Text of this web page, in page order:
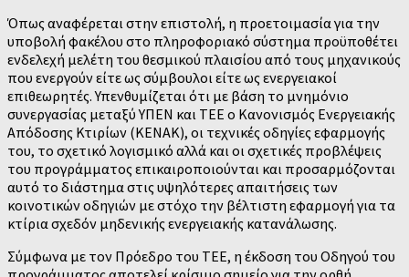
Όπως αναφέρεται στην επιστολή, η προετοιμασία για την
υποβολή φακέλου στο πληροφοριακό σύστημα προϋποθέτει
ενδελεχή μελέτη του θεσμικού πλαισίου από τους μηχανικούς
που ενεργούν είτε ως σύμβουλοι είτε ως ενεργειακοί
επιθεωρητές. Υπενθυμίζεται ότι με βάση το μνημόνιο
συνεργασίας μεταξύ ΥΠΕΝ και ΤΕΕ ο Κανονισμός Ενεργειακής
Απόδοσης Κτιρίων (ΚΕΝΑΚ), οι τεχνικές οδηγίες εφαρμογής
του, το σχετικό λογισμικό αλλά και οι σχετικές προβλέψεις
του προγράμματος επικαιροποιούνται και προσαρμόζονται
αυτό το διάστημα στις υψηλότερες απαιτήσεις των
κοινοτικών οδηγιών με στόχο την βέλτιστη εφαρμογή για τα
κτίρια σχεδόν μηδενικής ενεργειακής κατανάλωσης.
Σύμφωνα με τον Πρόεδρο του ΤΕΕ, η έκδοση του Οδηγού του